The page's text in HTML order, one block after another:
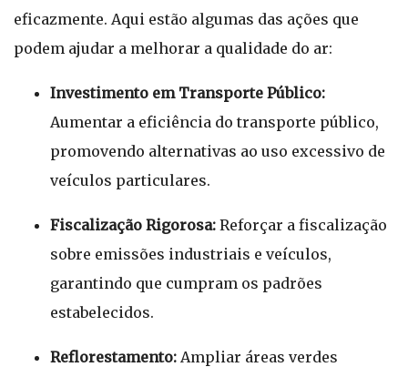
eficazmente. Aqui estão algumas das ações que
podem ajudar a melhorar a qualidade do ar:
Investimento em Transporte Público:
Aumentar a eficiência do transporte público,
promovendo alternativas ao uso excessivo de
veículos particulares.
Fiscalização Rigorosa: Reforçar a fiscalização
sobre emissões industriais e veículos,
garantindo que cumpram os padrões
estabelecidos.
Reflorestamento: Ampliar áreas verdes